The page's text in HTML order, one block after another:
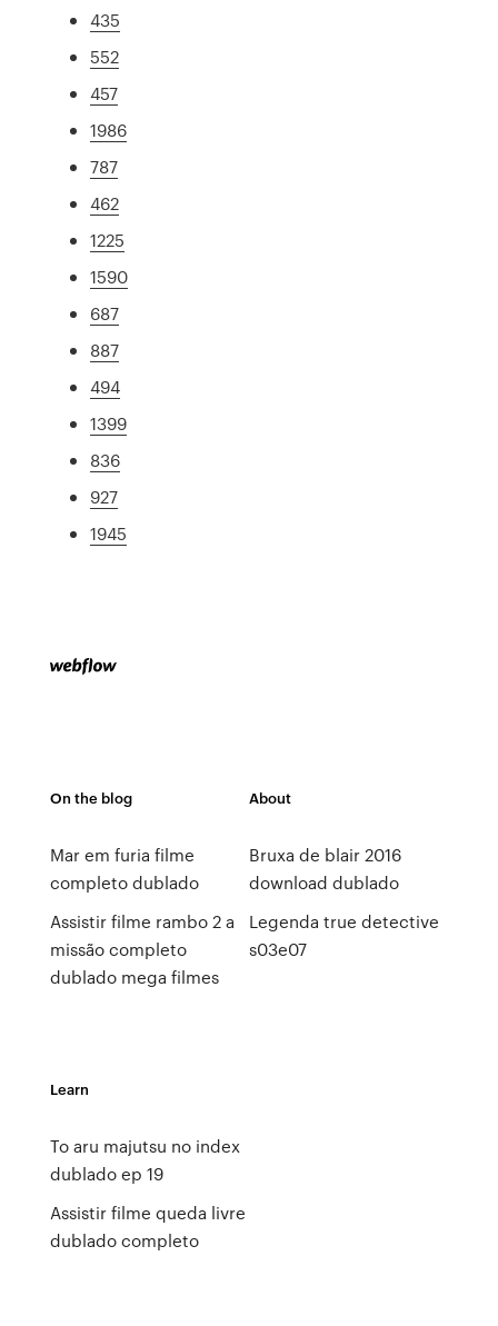
435
552
457
1986
787
462
1225
1590
687
887
494
1399
836
927
1945
On the blog
Mar em furia filme
completo dublado
Assistir filme rambo 2 a
missão completo
dublado mega filmes
About
Bruxa de blair 2016
download dublado
Legenda true detective
s03e07
Learn
To aru majutsu no index
dublado ep 19
Assistir filme queda livre
dublado completo